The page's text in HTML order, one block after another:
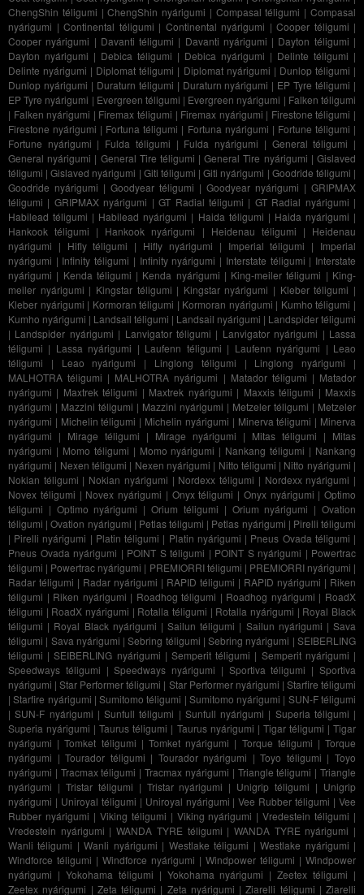
ChengShin téligumi |ChengShin nyárigumi | Compasal téligumi |Compasal
nyárigumi | Continental téligumi | Continental nyárigumi | Cooper téligumi |
Cooper nyárigumi | Davanti téligumi | Davanti nyárigumi | Dayton téligumi |
Dayton nyárigumi | Debica téligumi | Debica nyárigumi | Delinte téligumi |
Delinte nyárigumi | Diplomat téligumi | Diplomat nyárigumi | Dunlop téligumi |
Dunlop nyárigumi | Duraturn téligumi | Duraturn nyárigumi | EP Tyre téligumi |
EP Tyre nyárigumi | Evergreen téligumi | Evergreen nyárigumi | Falken téligumi
| Falken nyárigumi | Firemax téligumi | Firemax nyárigumi | Firestone téligumi |
Firestone nyárigumi | Fortuna téligumi | Fortuna nyárigumi | Fortune téligumi |
Fortune nyárigumi | Fulda téligumi | Fulda nyárigumi | General téligumi |
General nyárigumi | General Tire téligumi |General Tire nyárigumi |Gislaved
téligumi |Gislaved nyárigumi | Giti téligumi |Giti nyárigumi | Goodride téligumi |
Goodride nyárigumi | Goodyear téligumi | Goodyear nyárigumi | GRIPMAX
téligumi | GRIPMAX nyárigumi |GT Radial téligumi | GT Radial nyárigumi |
Habilead téligumi | Habilead nyárigumi | Haida téligumi | Haida nyárigumi |
Hankook téligumi | Hankook nyárigumi | Heidenau téligumi | Heidenau
nyárigumi | Hifly téligumi | Hifly nyárigumi | Imperial téligumi | Imperial
nyárigumi | Infinity téligumi | Infinity nyárigumi | Interstate téligumi | Interstate
nyárigumi | Kenda téligumi | Kenda nyárigumi | King-meiler téligumi | King-
meiler nyárigumi | Kingstar téligumi | Kingstar nyárigumi | Kleber téligumi |
Kleber nyárigumi | Kormoran téligumi | Kormoran nyárigumi | Kumho téligumi |
Kumho nyárigumi | Landsail téligumi | Landsail nyárigumi | Landspider téligumi
| Landspider nyárigumi | Lanvigator téligumi | Lanvigator nyárigumi | Lassa
téligumi | Lassa nyárigumi | Laufenn téligumi | Laufenn nyárigumi | Leao
téligumi | Leao nyárigumi | Linglong téligumi | Linglong nyárigumi |
MALHOTRA téligumi | MALHOTRA nyárigumi | Matador téligumi | Matador
nyárigumi | Maxtrek téligumi | Maxtrek nyárigumi | Maxxis téligumi | Maxxis
nyárigumi | Mazzini téligumi | Mazzini nyárigumi | Metzeler téligumi | Metzeler
nyárigumi | Michelin téligumi | Michelin nyárigumi | Minerva téligumi | Minerva
nyárigumi | Mirage téligumi | Mirage nyárigumi | Mitas téligumi | Mitas
nyárigumi | Momo téligumi | Momo nyárigumi | Nankang téligumi | Nankang
nyárigumi | Nexen téligumi | Nexen nyárigumi | Nitto téligumi | Nitto nyárigumi |
Nokian téligumi | Nokian nyárigumi | Nordexx téligumi | Nordexx nyárigumi |
Novex téligumi | Novex nyárigumi | Onyx téligumi | Onyx nyárigumi | Optimo
téligumi | Optimo nyárigumi |Orium téligumi | Orium nyárigumi |Ovation
téligumi |Ovation nyárigumi | Petlas téligumi | Petlas nyárigumi | Pirelli téligumi
| Pirelli nyárigumi | Platin téligumi | Platin nyárigumi | Pneus Ovada téligumi |
Pneus Ovada nyárigumi | POINT S téligumi | POINT S nyárigumi | Powertrac
téligumi | Powertrac nyárigumi | PREMIORRI téligumi | PREMIORRI nyárigumi |
Radar téligumi | Radar nyárigumi | RAPID téligumi | RAPID nyárigumi | Riken
téligumi | Riken nyárigumi | Roadhog téligumi | Roadhog nyárigumi | RoadX
téligumi | RoadX nyárigumi | Rotalla téligumi | Rotalla nyárigumi | Royal Black
téligumi | Royal Black nyárigumi |Sailun téligumi | Sailun nyárigumi |Sava
téligumi | Sava nyárigumi |Sebring téligumi |Sebring nyárigumi |SEIBERLING
téligumi |SEIBERLING nyárigumi |Semperit téligumi | Semperit nyárigumi |
Speedways téligumi |Speedways nyárigumi | Sportiva téligumi |Sportiva
nyárigumi |Star Performer téligumi | Star Performer nyárigumi | Starfire téligumi
|Starfire nyárigumi |Sumitomo téligumi | Sumitomo nyárigumi | SUN-F téligumi
|SUN-F nyárigumi | Sunfull téligumi | Sunfull nyárigumi | Superia téligumi |
Superia nyárigumi |Taurus téligumi | Taurus nyárigumi | Tigar téligumi |Tigar
nyárigumi |Tomket téligumi | Tomket nyárigumi | Torque téligumi |Torque
nyárigumi |Tourador téligumi | Tourador nyárigumi |Toyo téligumi |Toyo
nyárigumi | Tracmax téligumi |Tracmax nyárigumi | Triangle téligumi |Triangle
nyárigumi | Tristar téligumi | Tristar nyárigumi | Unigrip téligumi | Unigrip
nyárigumi | Uniroyal téligumi | Uniroyal nyárigumi |Vee Rubber téligumi |Vee
Rubber nyárigumi | Viking téligumi | Viking nyárigumi |Vredestein téligumi |
Vredestein nyárigumi |WANDA TYRE téligumi | WANDA TYRE nyárigumi |
Wanli téligumi |Wanli nyárigumi | Westlake téligumi |Westlake nyárigumi |
Windforce téligumi | Windforce nyárigumi | Windpower téligumi | Windpower
nyárigumi | Yokohama téligumi | Yokohama nyárigumi |Zeetex téligumi |
Zeetex nyárigumi | Zeta téligumi | Zeta nyárigumi |Ziarelli téligumi | Ziarelli